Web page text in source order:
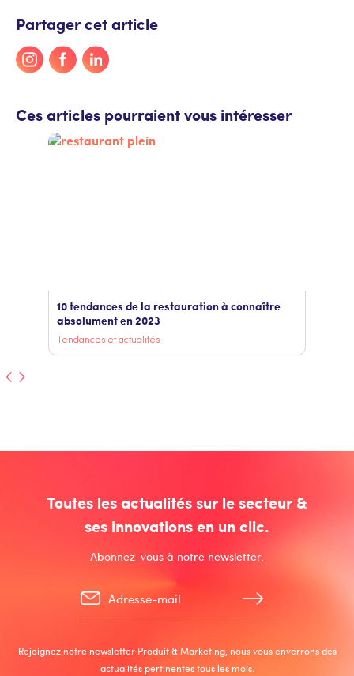
Partager cet article
Ces articles pourraient vous intéresser
10 tendances de la restauration à connaître
absolument en 2023
Tendances et actualités
Toutes les actualités sur le secteur &
ses innovations en un clic.
Abonnez-vous à notre newsletter.
Rejoignez notre newsletter Produit & Marketing, nous vous enverrons des
actualités pertinentes tous les mois.